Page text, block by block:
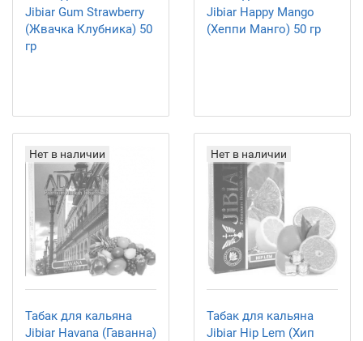
Jibiar Gum Strawberry
(Жвачка Клубника) 50
гр
Jibiar Happy Mango
(Хеппи Манго) 50 гр
Нет в наличии
Табак для кальяна
Jibiar Havana (Гаванна)
Нет в наличии
Табак для кальяна
Jibiar Hip Lem (Хип